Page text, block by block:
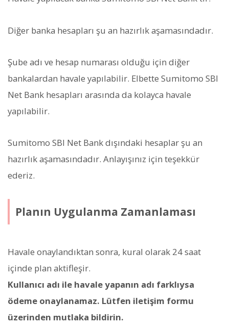
Diğer banka hesapları şu an hazırlık aşamasındadır.
Şube adı ve hesap numarası olduğu için diğer
bankalardan havale yapılabilir. Elbette Sumitomo SBI
Net Bank hesapları arasında da kolayca havale
yapılabilir.
Sumitomo SBI Net Bank dışındaki hesaplar şu an
hazırlık aşamasındadır. Anlayışınız için teşekkür
ederiz.
Planın Uygulanma Zamanlaması
Havale onaylandıktan sonra, kural olarak 24 saat
içinde plan aktifleşir.
Kullanıcı adı ile havale yapanın adı farklıysa
ödeme onaylanamaz. Lütfen iletişim formu
üzerinden mutlaka bildirin.